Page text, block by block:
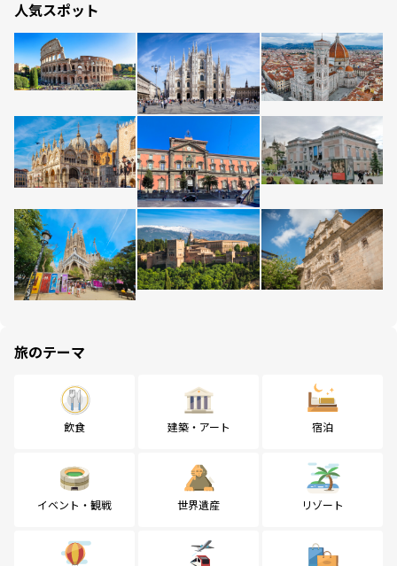
人気スポット
旅のテーマ
飲食 建築・アート 宿泊
イベント・観戦 世界遺産 リゾート